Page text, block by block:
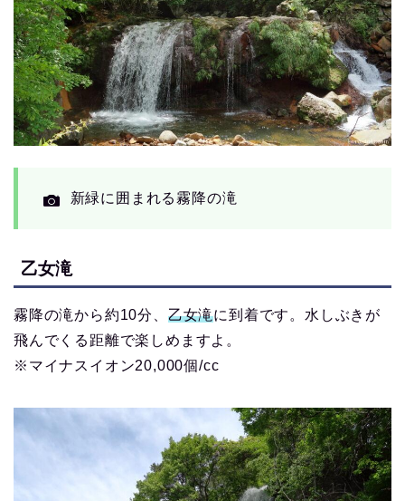
新緑に囲まれる霧降の滝
乙女滝
霧降の滝から約10分、 乙女滝に到着です。水しぶきが
飛んでくる距離で楽しめますよ。
※マイナスイオン20,000個/cc